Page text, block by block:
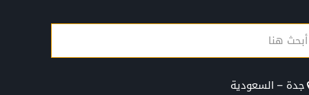
جدة – السعودية